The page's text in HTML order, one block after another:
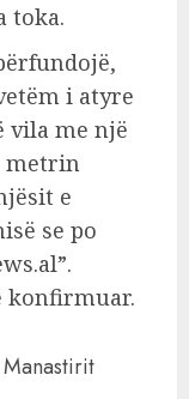
toka.
i atyre
vila me një
metrin
e
se po
konfirmuar.